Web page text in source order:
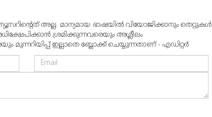
അല്ല. മാന്യമായ ഭാഷയില്‍ വിയോജിക്കാനും തെറ്റുകള്‍
ശ്രമിക്കുന്നവരെയും അശ്ലീലം
ഇല്ലാതെ ബ്ലോക്ക് ചെയ്യുന്നതാണ് - എഡിറ്റര്‍